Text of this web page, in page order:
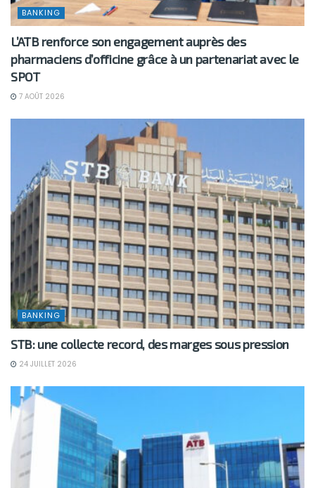
BANKING
L’ATB renforce son engagement auprès des
pharmaciens d’officine grâce à un partenariat avec le
SPOT
7 AOÛT 2026
BANKING
STB: une collecte record, des marges sous pression
24 JUILLET 2026